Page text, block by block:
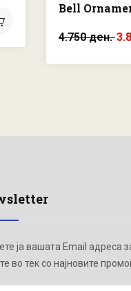
Bell
4.750 ден.
ја вашата Email адреса
во тек со најновите